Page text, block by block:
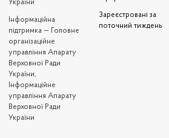
України
Iнформаційна
підтримка — Головне
організаційне
управління Апарату
Верховної Ради
України,
Інформаційне
управління Апарату
Верховної Ради
України
Зареєстровані за
поточний тиждень